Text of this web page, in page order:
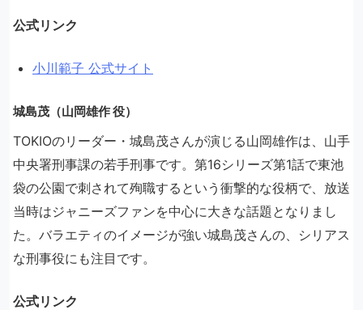
公式リンク
小川範子 公式サイト
城島茂（山岡雄作 役）
TOKIOのリーダー・城島茂さんが演じる山岡雄作は、山手
中央署刑事課の若手刑事です。第16シリーズ第1話で東池
袋の公園で刺されて殉職するという衝撃的な役柄で、放送
当時はジャニーズファンを中心に大きな話題となりまし
た。バラエティのイメージが強い城島茂さんの、シリアス
な刑事役にも注目です。
公式リンク